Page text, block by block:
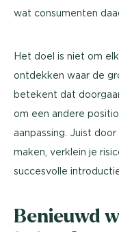
wat consumenten
Het doel is niet om
ontdekken waar de
betekent dat
om een andere
aanpassing. Juist
maken, verklein je
succesvolle
Benieuwd